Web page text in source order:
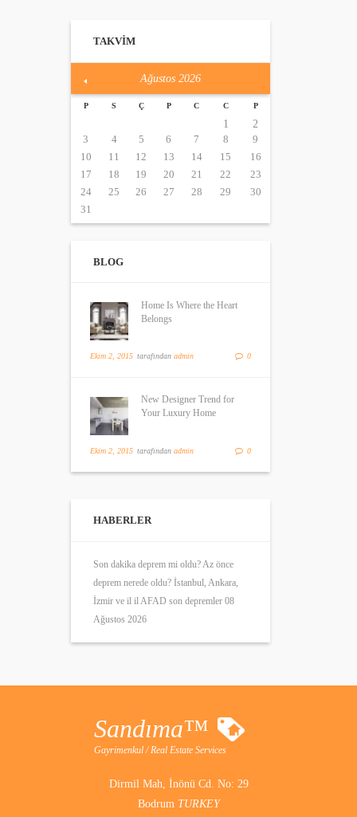
TAKVİM
Ağustos 2026
P S Ç P C C P
1
2
3
4 5 6 7 8
9
10
11 12 13 14 15
16
17
18 19 20 21 22
23
24
25 26 27 28 29
30
31
BLOG
Home Is Where the Heart
Belongs
Ekim 2, 2015 tarafındanadmin 0
New Designer Trend for
Your Luxury Home
Ekim 2, 2015 tarafındanadmin 0
HABERLER
Son dakika deprem mi oldu? Az önce
deprem nerede oldu? İstanbul, Ankara,
İzmir ve il il AFAD son depremler 08
Ağustos 2026
Sandıma™
Gayrimenkul / Real Estate Services
Dirmil Mah, İnönü Cd. No: 29
Bodrum TURKEY